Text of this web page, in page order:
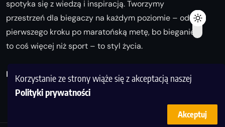
Korzystanie ze strony wiąże się z akceptacją naszej
Polityki prywatności
Akceptuj
spotyka się z wiedzą i inspiracją. Tworzymy
przestrzeń dla biegaczy na każdym poziomie – od
pierwszego kroku po maratońską metę, bo bieganie
to coś więcej niż sport – to styl życia.
Biegaj z nami i odkrywaj swoją najlepszą wersję!